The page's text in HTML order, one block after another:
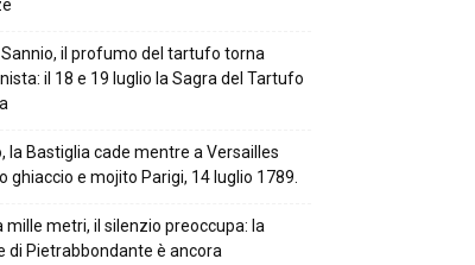
Sannio, il profumo del tartufo torna
il 18 e 19 luglio la Sagra del Tartufo
la Bastiglia cade mentre a Versailles
ghiaccio e mojito Parigi, 14 luglio 1789.
mille metri, il silenzio preoccupa: la
di Pietrabbondante è ancora